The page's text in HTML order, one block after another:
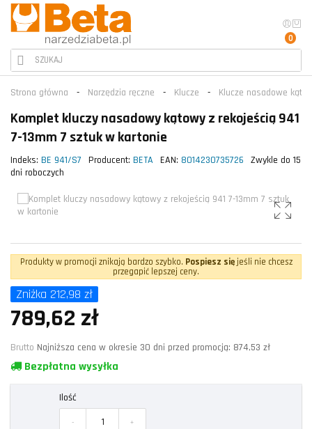
0
Strona główna Narzędzia ręczne Klucze Klucze nasadowe
Komplet kluczy nasadowy kątowy z rekojeścią 941
7-13mm 7 sztuk w kartonie
Indeks: BE 941/S7 Producent: BETA EAN: 8014230735726
Zwykle do 15
dni roboczych
Produkty w promocji znikają bardzo szybko. Pospiesz sięjeśli nie chcesz
przegapić lepszej ceny.
Zniżka 212,98 zł
789,62 zł
Brutto Najniższa cena w okresie 30 dni przed promocją: 874,53 zł
Bezpłatna wysyłka
Ilość
- +